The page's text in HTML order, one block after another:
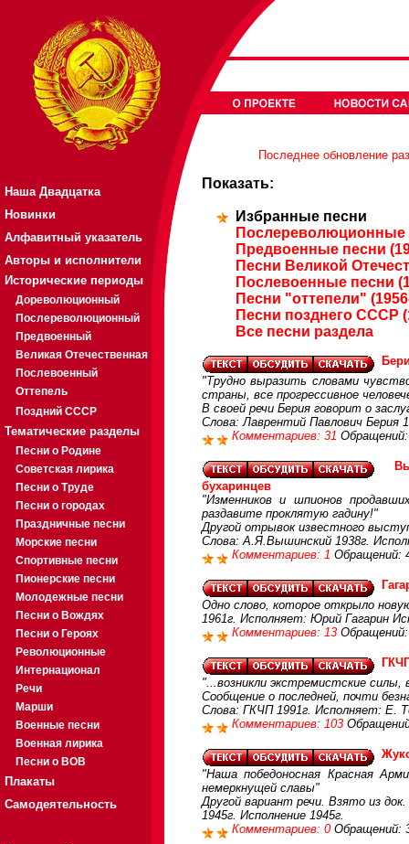
Наша Двадцатка
Новинки
Алфавитный указатель
Авторы и исполнители
Исторические периоды
Дореволюционный
Послереволюционный
Предвоенный
Великая Отечественная
Послевоенный
Оттепель
Поздний СССР
Тематические разделы
Песни о Родине
Советская лирика
Песни о Труде
Песни о городах
Праздничные песни
Морские песни
Спортивные песни
Пионерские песни
Молодежные песни
Песни о Вождях
Песни о Героях
Революционные
Интернационал
Речи
Марши
Военные песни
Военная лирика
Песни о ВОВ
Плакаты
Самодеятельность
Последнее обновление
Показать:
Избранные песни
Послереволюционные
Предвоенные песни
Песни Великой
Послевоенные песни
Песни "оттепели"
Песни позднего СССР
Все песни раздела
"Трудно выразить словами
страны, все прогрессивное
В своей речи Берия говорит о
Слова: Лаврентий Павлович Берия
Комментариев: 31 Обращений:
бухаринцев
"Изменников и шпионов
раздавите проклятую гадину!"
Другой отрывок известного
Слова: А.Я.Вышинский 1938г.
Комментариев: 1 Обращений:
Одно слово, которое открыло
1961г. Исполняет: Юрий Гагарин
Комментариев: 13 Обращений:
"...возникли экстремистские
Сообщение о последней, почти
Слова: ГКЧП 1991г. Исполняет: Е.
Комментариев: 103
"Наша победоносная Красная
немеркнущей славы"
Другой вариант речи. Взято из
1945г. Исполнение 1945г.
Комментариев: 0 Обращений: